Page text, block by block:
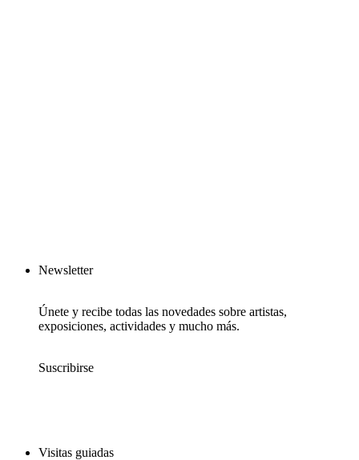
Newsletter
Únete y recibe todas las novedades sobre artistas,
exposiciones, actividades y mucho más.
Suscribirse
Visitas guiadas